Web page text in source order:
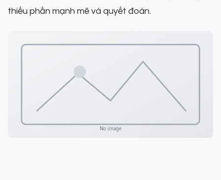
thiếu phần mạnh mẽ và quyết đoán.